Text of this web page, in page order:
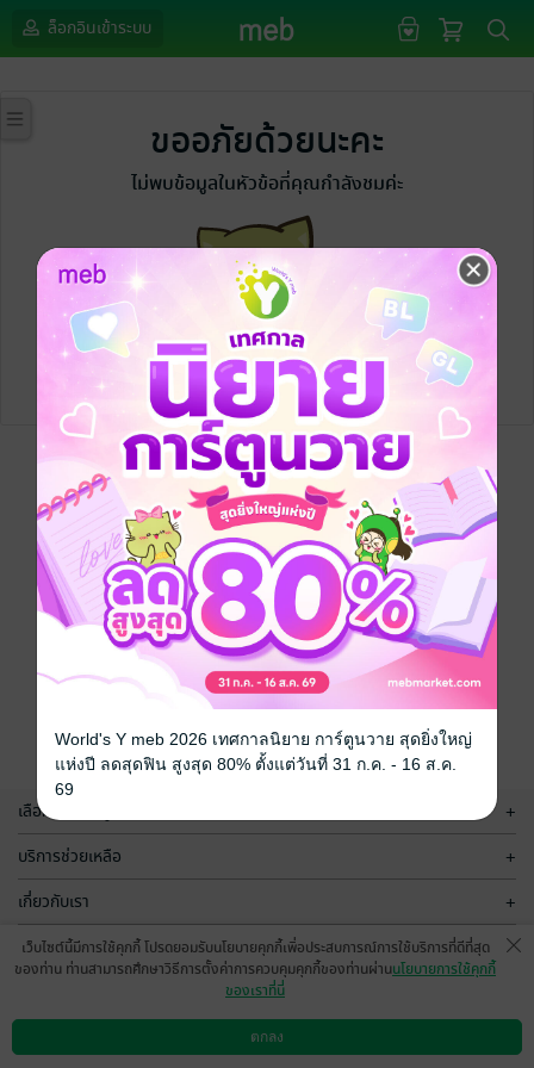
ล็อกอินเข้าระบบ
ขออภัยด้วยนะคะ
ไม่พบข้อมูลในหัวข้อที่คุณกำลังชมค่ะ
เลือกหมวดหมู่ +
บริการช่วยเหลือ +
เกี่ยวกับเรา +
กลุ่มธุรกิจในเครือ +
ดาวน์โหลดแอป วิธีการใช้งาน ติดต่อเรา
เว็บไซต์นี้มีการใช้คุกกี้ โปรดยอมรับนโยบายคุกกี้เพื่อประสบการณ์การใช้บริการที่ดีที่สุด
ของท่าน ท่านสามารถศึกษาวิธีการตั้งค่าการควบคุมคุกกี้ของท่านผ่านนโยบายการใช้คุกกี้
ของเราที่นี่
ตกลง
World's Y meb 2026 เทศกาลนิยาย การ์ตูนวาย สุดยิ่งใหญ่
แห่งปี ลดสุดฟิน สูงสุด 80% ตั้งแต่วันที่ 31 ก.ค. - 16 ส.ค.
69